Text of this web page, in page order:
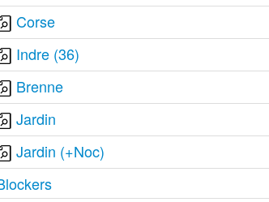
Corse
Indre (36)
Brenne
Jardin
Jardin (+Noc)